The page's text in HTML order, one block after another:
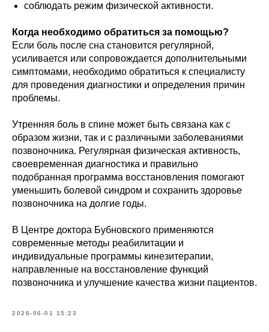
соблюдать режим физической активности.
Когда необходимо обратиться за помощью?
Если боль после сна становится регулярной,
усиливается или сопровождается дополнительными
симптомами, необходимо обратиться к специалисту
для проведения диагностики и определения причин
проблемы.
Утренняя боль в спине может быть связана как с
образом жизни, так и с различными заболеваниями
позвоночника. Регулярная физическая активность,
своевременная диагностика и правильно
подобранная программа восстановления помогают
уменьшить болевой синдром и сохранить здоровье
позвоночника на долгие годы.
В Центре доктора Бубновского применяются
современные методы реабилитации и
индивидуальные программы кинезитерапии,
направленные на восстановление функций
позвоночника и улучшение качества жизни пациентов.
2026-06-01 15:23